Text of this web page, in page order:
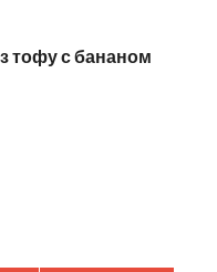
тофу с бананом